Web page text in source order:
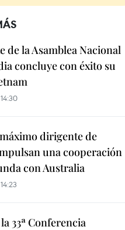
de la Asamblea Nacional
concluye con éxito su
dirigente de
una cooperación
con Australia
33ª Conferencia